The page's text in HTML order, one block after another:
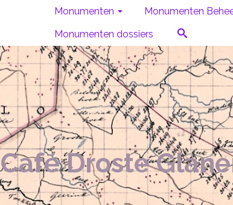
Monumenten Monumenten
Monumenten dossiers
Café Droste